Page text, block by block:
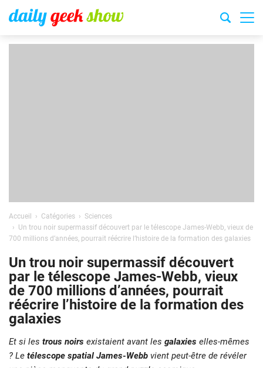
Accueil Catégories
Sciences
Un trou noir supermassif découvert par le télescope James-Webb, vieux de
700 millions d’années, pourrait réécrire l’histoire de la formation des galaxies
Un trou noir supermassif découvert
par le télescope James-Webb, vieux
de 700 millions d’années, pourrait
réécrire l’histoire de la formation des
galaxies
Et si les trous noirs existaient avant les galaxies elles-mêmes
? Le télescope spatial James-Webb vient peut-être de révéler